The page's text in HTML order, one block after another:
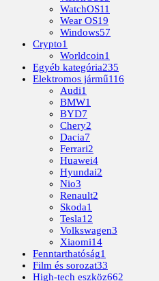
WatchOS11
Wear OS19
Windows57
Crypto1
Worldcoin1
Egyéb kategória235
Elektromos jármű116
Audi1
BMW1
BYD7
Chery2
Dacia7
Ferrari2
Huawei4
Hyundai2
Nio3
Renault2
Skoda1
Tesla12
Volkswagen3
Xiaomi14
Fenntarthatóság1
Film és sorozat33
High-tech eszköz662